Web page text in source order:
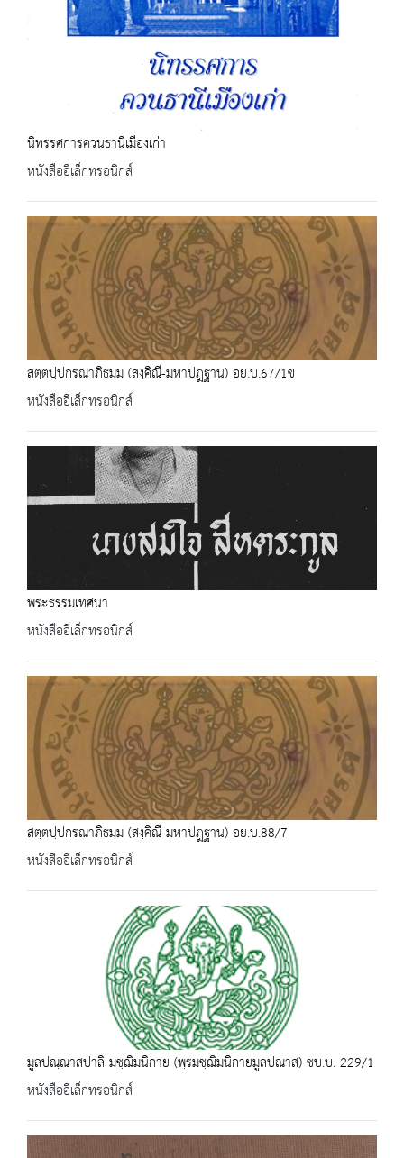
นิทรรศการควนธานีเมืองเก่า
หนังสืออิเล็กทรอนิกส์
สตฺตปฺปกรณาภิธมฺม (สงฺคิณี-มหาปฎฐาน) อย.บ.67/1ข
หนังสืออิเล็กทรอนิกส์
พระธรรมเทศนา
หนังสืออิเล็กทรอนิกส์
สตฺตปฺปกรณาภิธมฺม (สงฺคิณี-มหาปฎฐาน) อย.บ.88/7
หนังสืออิเล็กทรอนิกส์
มูลปณฺณาสปาลิ มชฺฌิมนิกาย (พฺรมชฺฌิมนิกายมูลปณาส) ชบ.บ. 229/1
หนังสืออิเล็กทรอนิกส์